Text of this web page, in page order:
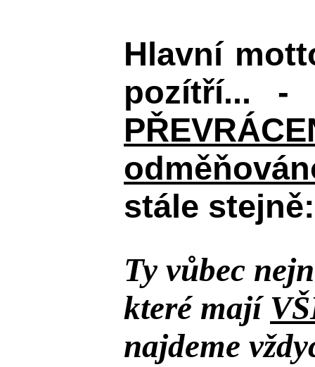
Hlavní
pozítří...
stále stejně:
Ty vůbec
které mají
najdeme